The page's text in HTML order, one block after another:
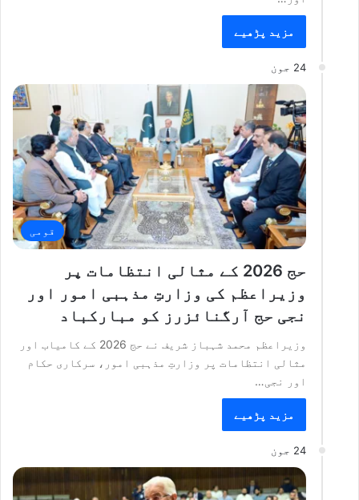
مزید پڑھیے
24 جون
قومی
حج 2026 کے مثالی انتظامات پر
وزیراعظم کی وزارتِ مذہبی امور اور
نجی حج آرگنائزرز کو مبارکباد
وزیراعظم محمد شہباز شریف نے حج 2026 کے کامیاب اور
مثالی انتظامات پر وزارتِ مذہبی امور، سرکاری حکام
اور نجی…
مزید پڑھیے
24 جون